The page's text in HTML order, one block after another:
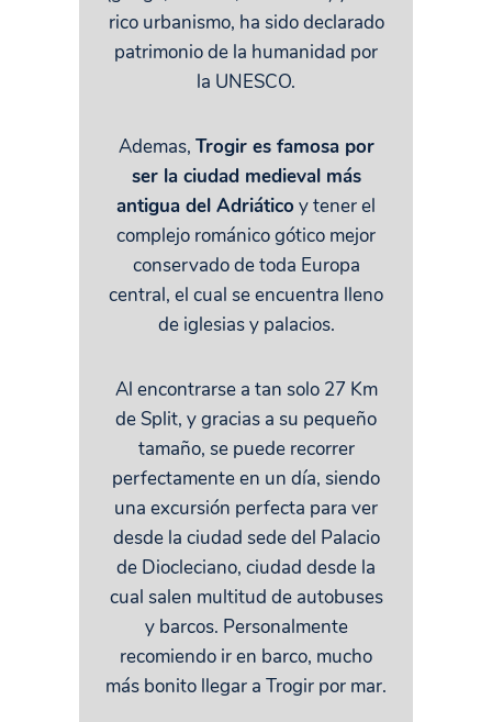
rico urbanismo, ha sido declarado
patrimonio de la humanidad por
la UNESCO.
Ademas, Trogir es famosa por
ser la ciudad medieval más
antigua del Adriático y tener el
complejo románico gótico mejor
conservado de toda Europa
central, el cual se encuentra lleno
de iglesias y palacios.
Al encontrarse a tan solo 27 Km
de Split, y gracias a su pequeño
tamaño, se puede recorrer
perfectamente en un día, siendo
una excursión perfecta para ver
desde la ciudad sede del Palacio
de Diocleciano, ciudad desde la
cual salen multitud de autobuses
y barcos. Personalmente
recomiendo ir en barco, mucho
más bonito llegar a Trogir por mar.